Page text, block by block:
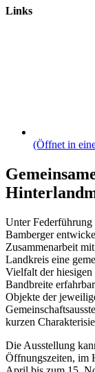
Links
(Öffnet in
Unter Federführung
Bamberger
Zusammenarbeit
Landkreis eine
Vielfalt der hiesigen
Bandbreite
Objekte der
kurzen
Die Ausstellung
Öffnungszeiten, im